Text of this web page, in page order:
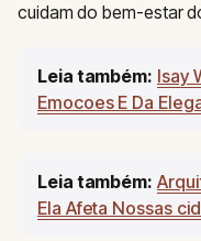
cuidam do bem-estar
Leia também: Isay
Emocoes E Da
Leia também:
Ela Afeta Nossas